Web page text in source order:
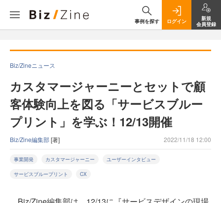
事例を探す ログイン
新規
会員登録
Biz/Zineニュース
カスタマージャーニーとセットで顧
客体験向上を図る「サービスブルー
プリント」を学ぶ！12/13開催
Biz/Zine編集部[著] 2022/11/18 12:00
事業開発 カスタマージャーニー ユーザーインタビュー
サービスブループリント CX